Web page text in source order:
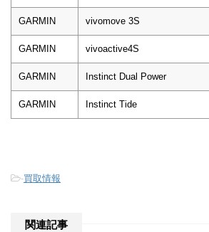
GARMIN vivomove 3S
GARMIN vivoactive4S
GARMIN Instinct Dual Power
GARMIN Instinct Tide
-買取情報
関連記事